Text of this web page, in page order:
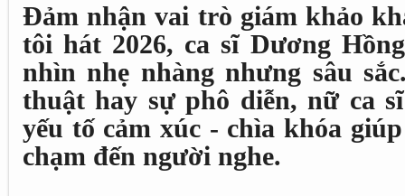
Đảm nhận vai trò giám khảo
tôi hát 2026, ca sĩ Dương
nhìn nhẹ nhàng nhưng sâu
thuật hay sự phô diễn, nữ ca
yếu tố cảm xúc - chìa khóa
chạm đến người nghe.